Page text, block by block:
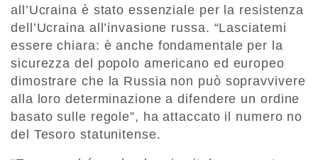
all’Ucraina è stato essenziale per la resistenza
dell’Ucraina all’invasione russa. “Lasciatemi
essere chiara: è anche fondamentale per la
sicurezza del popolo americano ed europeo
dimostrare che la Russia non può sopravvivere
alla loro determinazione a difendere un ordine
basato sulle regole”, ha attaccato il numero no
del Tesoro statunitense.